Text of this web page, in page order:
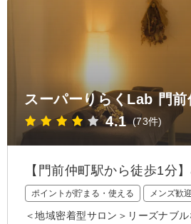
スーパーりらくLab 門前
4.1 (73件)
【門前仲町駅から徒歩1分
ポイントが貯まる・使える メンズ歓迎
＜地域密着型サロン＞リーズナブ